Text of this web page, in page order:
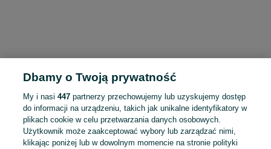
Dbamy o Twoją prywatność
My i nasi447 partnerzy przechowujemy lub uzyskujemy dostęp
do informacji na urządzeniu, takich jak unikalne identyfikatory w
plikach cookie w celu przetwarzania danych osobowych.
Użytkownik może zaakceptować wybory lub zarządzać nimi,
klikając poniżej lub w dowolnym momencie na stronie polityki